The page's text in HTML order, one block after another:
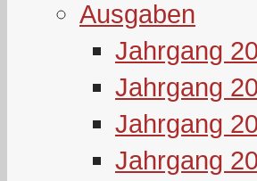
Ausgaben
Jahrgang
Jahrgang
Jahrgang
Jahrgang